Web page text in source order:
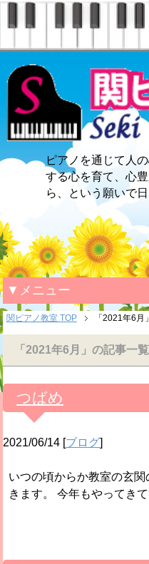
ピアノを通じて人
する心を育て、心
ら、という願いで
▼メニュー
関ピアノ教室 TOP 「2021年6
「2021年6月」の記事一覧
つばめ
2021/06/14 [ブログ]
いつの頃からか教室の玄
きます。 今年もやってき